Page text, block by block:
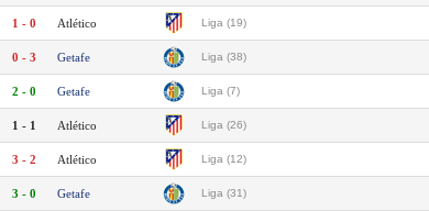
1 - 0 Atlético Liga (19)
0 - 3 Getafe Liga (38)
2 - 0 Getafe Liga (7)
1 - 1 Atlético Liga (26)
3 - 2 Atlético Liga (12)
3 - 0 Getafe Liga (31)